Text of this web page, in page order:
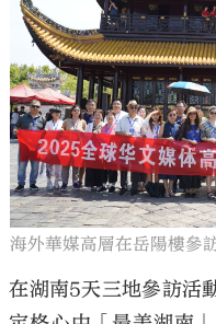
海外華媒高層在岳陽樓參
在湖南5天三地參訪活